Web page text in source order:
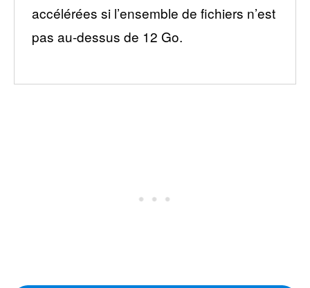
accélérées si l’ensemble de fichiers n’est
pas au-dessus de 12 Go.